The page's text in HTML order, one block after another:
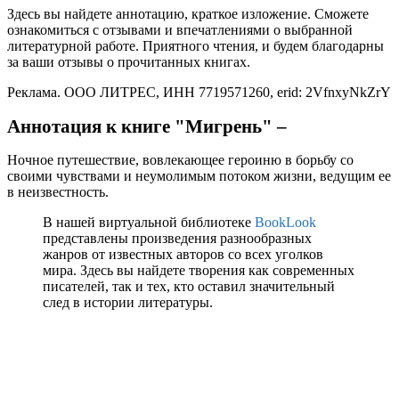
Здесь вы найдете аннотацию, краткое изложение. Сможете
ознакомиться с отзывами и впечатлениями о выбранной
литературной работе. Приятного чтения, и будем благодарны
за ваши отзывы о прочитанных книгах.
Реклама. ООО ЛИТРЕС, ИНН 7719571260, erid: 2VfnxyNkZrY
Аннотация к книге "Мигрень" –
Ночное путешествие, вовлекающее героиню в борьбу со
своими чувствами и неумолимым потоком жизни, ведущим ее
в неизвестность.
В нашей виртуальной библиотеке BookLook
представлены произведения разнообразных
жанров от известных авторов со всех уголков
мира. Здесь вы найдете творения как современных
писателей, так и тех, кто оставил значительный
след в истории литературы.